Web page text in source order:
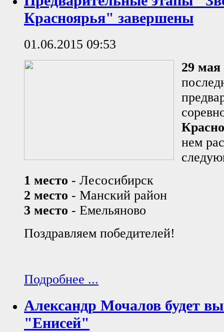
Красноярья" завершены
01.06.2015 09:53
29 мая
нем
1 место - Лесосибирск
2 место - Манский район
3 место - Емельяново
Поздравляем победителей!
Подробнее ...
Александр Мочалов будет
"Енисей"